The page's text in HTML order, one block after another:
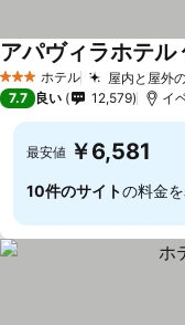
3 ホテルのランク
ホテル 屋内と屋外
アパヴィラホテル
7.7 良い 12,579 イ
最安値 ￥6,581
10件のサイトの料金